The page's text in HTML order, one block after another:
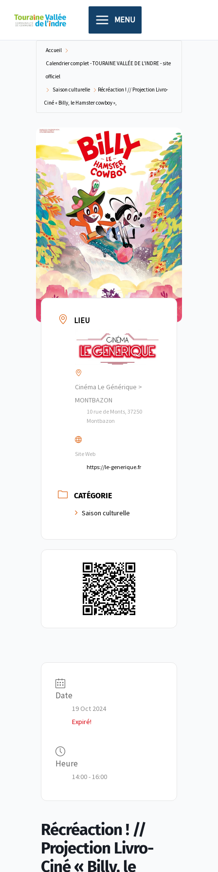
principal
MENU
Accueil
Calendrier complet - TOURAINE VALLÉE DE L'INDRE - site
officiel
Saison culturelle
Récréaction ! // Projection Livro-
Ciné « Billy, le Hamster cowboy »,
LIEU
Cinéma Le Générique >
MONTBAZON
10 rue de Monts, 37250
Montbazon
Site Web
https://le-generique.fr
CATÉGORIE
Saison culturelle
Date
19 Oct 2024
Expiré!
Heure
14:00 - 16:00
Récréaction ! //
Projection Livro-
Ciné « Billy, le